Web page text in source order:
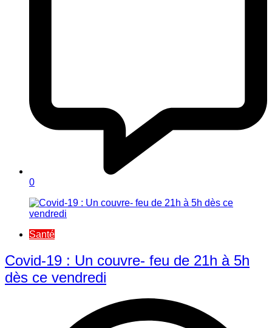
0
Santé
Covid-19 : Un couvre- feu de 21h à 5h
dès ce vendredi